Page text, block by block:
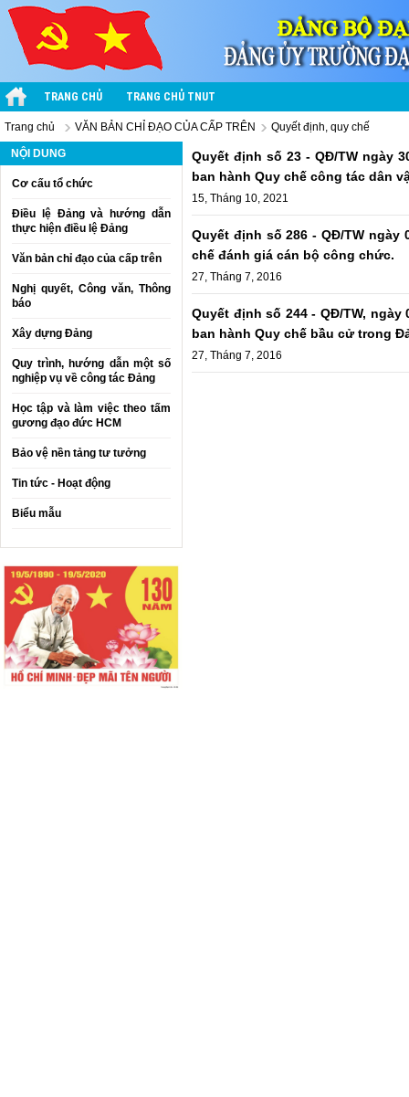
TRANG CHỦ TRANG CHỦ TNUT
Trang chủ VĂN BẢN CHỈ ĐẠO CỦA CẤP TRÊN Quyết định, quy chế
NỘI DUNG
Cơ cấu tổ chức
Điều lệ Đảng và hướng dẫn
thực hiện điều lệ Đảng
Văn bản chỉ đạo của cấp trên
Nghị quyết, Công văn, Thông
báo
Xây dựng Đảng
Quy trình, hướng dẫn một số
nghiệp vụ về công tác Đảng
Học tập và làm việc theo tấm
gương đạo đức HCM
Bảo vệ nền tảng tư tưởng
Tin tức - Hoạt động
Biểu mẫu
Quyết định số 23 - QĐ/TW ngày
ban hành Quy chế công tác dân
15, Tháng 10, 2021
Quyết định số 286 - QĐ/TW ngày
chế đánh giá cán bộ công chức.
27, Tháng 7, 2016
Quyết định số 244 - QĐ/TW,
ban hành Quy chế bầu cử trong
27, Tháng 7, 2016